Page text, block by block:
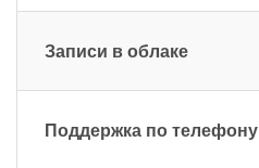
Записи в облаке
Поддержка по телефону